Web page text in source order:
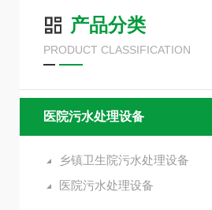
产品分类
PRODUCT CLASSIFICATION
医院污水处理设备
乡镇卫生院污水处理设备
医院污水处理设备